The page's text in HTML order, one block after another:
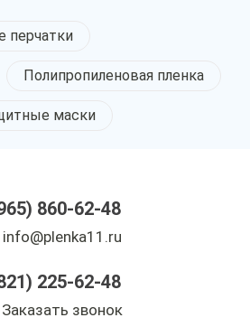
перчатки
Полипропиленовая пленка
маски
860-62-48
info@plenka11.ru
225-62-48
Заказать звонок